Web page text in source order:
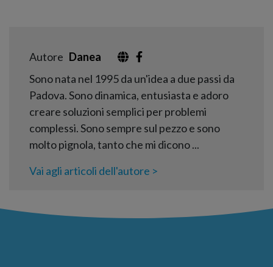
Autore Danea
Sono nata nel 1995 da un'idea a due passi da
Padova. Sono dinamica, entusiasta e adoro
creare soluzioni semplici per problemi
complessi. Sono sempre sul pezzo e sono
molto pignola, tanto che mi dicono ...
Vai agli articoli dell'autore >